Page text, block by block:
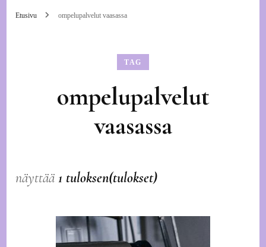
Etusivu ompelupalvelut vaasassa
TAG
ompelupalvelut
vaasassa
näyttää1 tuloksen(tulokset)